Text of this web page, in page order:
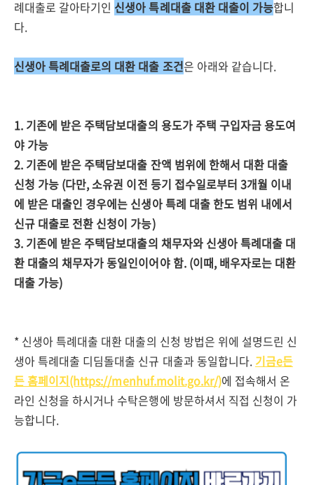
례대출로 갈아타기인 신생아 특례대출 대환 대출이 가능합니
다.
신생아 특례대출로의 대환 대출 조건은 아래와 같습니다.
1. 기존에 받은 주택담보대출의 용도가 주택 구입자금 용도여
야 가능
2. 기존에 받은 주택담보대출 잔액 범위에 한해서 대환 대출
신청 가능 (다만, 소유권 이전 등기 접수일로부터 3개월 이내
에 받은 대출인 경우에는 신생아 특례 대출 한도 범위 내에서
신규 대출로 전환 신청이 가능)
3. 기존에 받은 주택담보대출의 채무자와 신생아 특례대출 대
환 대출의 채무자가 동일인이어야 함. (이때, 배우자로는 대환
대출 가능)
* 신생아 특례대출 대환 대출의 신청 방법은 위에 설명드린 신
생아 특례대출 디딤돌대출 신규 대출과 동일합니다. 기금e든
든 홈페이지(https://menhuf.molit.go.kr/)에 접속해서 온
라인 신청을 하시거나 수탁은행에 방문하셔서 직접 신청이 가
능합니다.